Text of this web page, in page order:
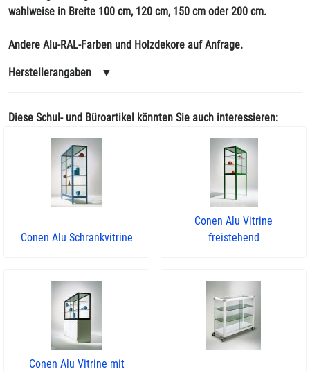
wahlweise in Breite 100 cm, 120 cm, 150 cm oder 200 cm.
Andere Alu-RAL-Farben und Holzdekore auf Anfrage.
Herstellerangaben ▼
Diese Schul- und Büroartikel könnten Sie auch interessieren:
Conen Alu Schrankvitrine
Conen Alu Vitrine
freistehend
Conen Alu Vitrine mit